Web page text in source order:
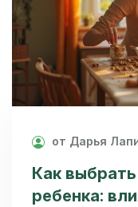
от Дарья
Как
ребенка: